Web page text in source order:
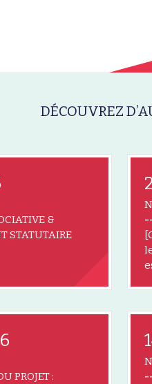
DÉCOUVREZ
&
STATUTAIRE
PROJET :